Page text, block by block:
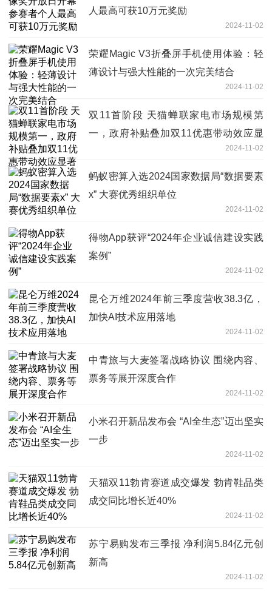
人最高可获10万元奖励
2024-11-02
荣耀Magic V3折叠屏手机使用体验：轻
薄设计与强大性能的一次完美结合
2024-11-02
双11首阶段 天猫蝉联家电市场规模第
一，政府补贴叠加双11优惠带动效应显
2024-11-02
蚂蚁密算入选2024国家数据局“数据要素
x” 大赛优秀组织单位
2024-11-02
得物App获评“2024年企业诚信建设实践
案例”
2024-11-02
昆仑万维2024年前三季度营收38.3亿，
加快AI技术应用落地
2024-11-02
中青旅与大麦签署战略协议 围绕内容、
票务等展开深度合作
2024-11-02
小米召开新品发布会 “AI全生态”迈出坚实
一步
2024-11-02
天猫双11勃肯赛道成交爆发 勃肯鞋品类
成交同比增长近40%
2024-11-02
苏宁易购发布三季报 净利润5.84亿元创
新高
2024-11-02